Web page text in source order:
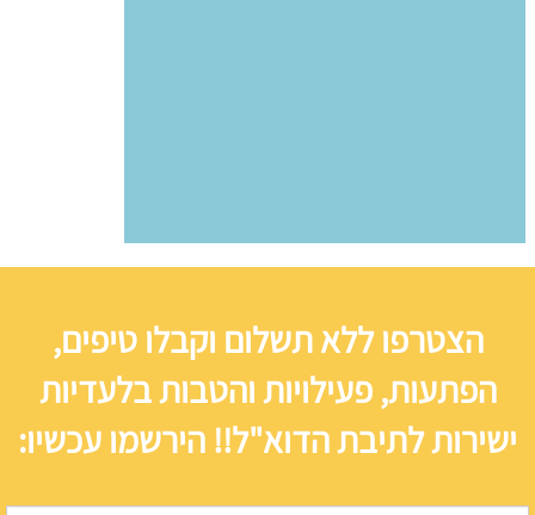
הצטרפו ללא תשלום וקבלו טיפים,
הפתעות, פעילויות והטבות בלעדיות
ישירות לתיבת הדוא"ל!! הירשמו עכשיו: